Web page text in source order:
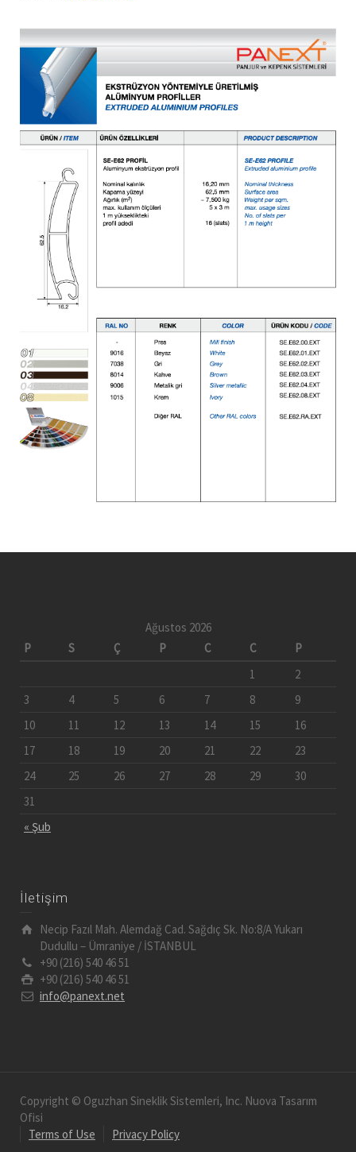
Ağustos 2026
P
S Ç P C C P
« Şub
1
2
3
4 5 6 7 8
9
10
11 12 13 14 15
16
17
18 19 20 21 22
23
24
25 26 27 28 29
30
31
İletişim
Necip Fazıl Mah. Alemdağ Cad. Sağdıç Sk. No:8/A Yukarı
Dudullu – Ümraniye / İSTANBUL
+90 (216) 540 46 51
+90 (216) 540 46 51
info@panext.net
Copyright © Oguzhan Sineklik Sistemleri, Inc. Nuova Tasarım
Ofisi
Terms of Use
Privacy Policy